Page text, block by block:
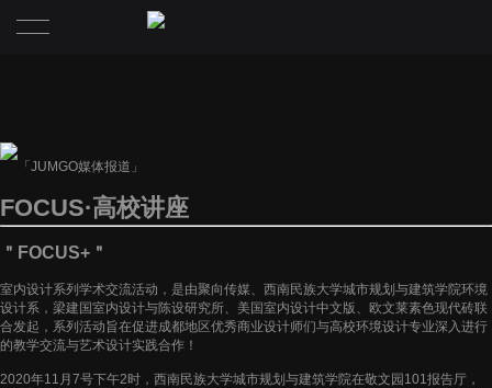
「JUMGO媒体报道」
FOCUS·高校讲座
＂FOCUS+＂
室内设计系列学术交流活动，是由聚向传媒、西南民族大学城市规划与建筑学院环境
设计系，梁建国室内设计与陈设研究所、美国室内设计中文版、欧文莱素色现代砖联
合发起，系列活动旨在促进成都地区优秀商业设计师们与高校环境设计专业深入进行
的教学交流与艺术设计实践合作！
2020年11月7号下午2时，西南民族大学城市规划与建筑学院在敬文园101报告厅，
关于浆果·ABOUT JUMGO
理念·CONCEPT
资讯·NEWS
媒体·MEDIA